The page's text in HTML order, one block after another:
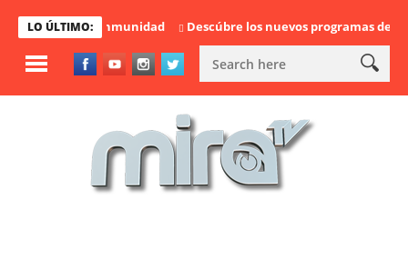
LO ÚLTIMO:
queda sin inmunidad Descúbre los nuevos programas de Mira TV